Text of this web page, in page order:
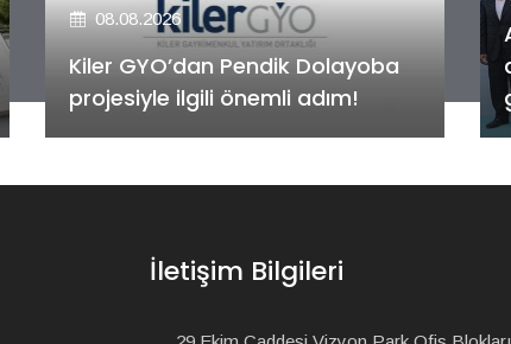
Alya Merkezefendi Konutları'nın
anahtar teslim töreni
gerçekleştirildi!
İletişim Bilgileri